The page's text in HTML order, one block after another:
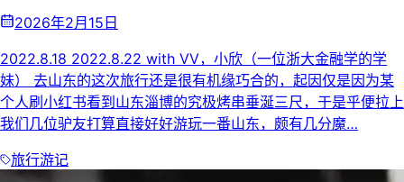
2026年2月15日
2022.8.18 2022.8.22 with VV，小欣（一位浙大金融学的学
妹） 去山东的这次旅行还是很有机缘巧合的，起因仅是因为某
个人刷小红书看到山东淄博的究极烤串垂涎三尺，于是乎便拉上
我们几位驴友打算直接好好游玩一番山东，颇有几分魔…
旅行游记